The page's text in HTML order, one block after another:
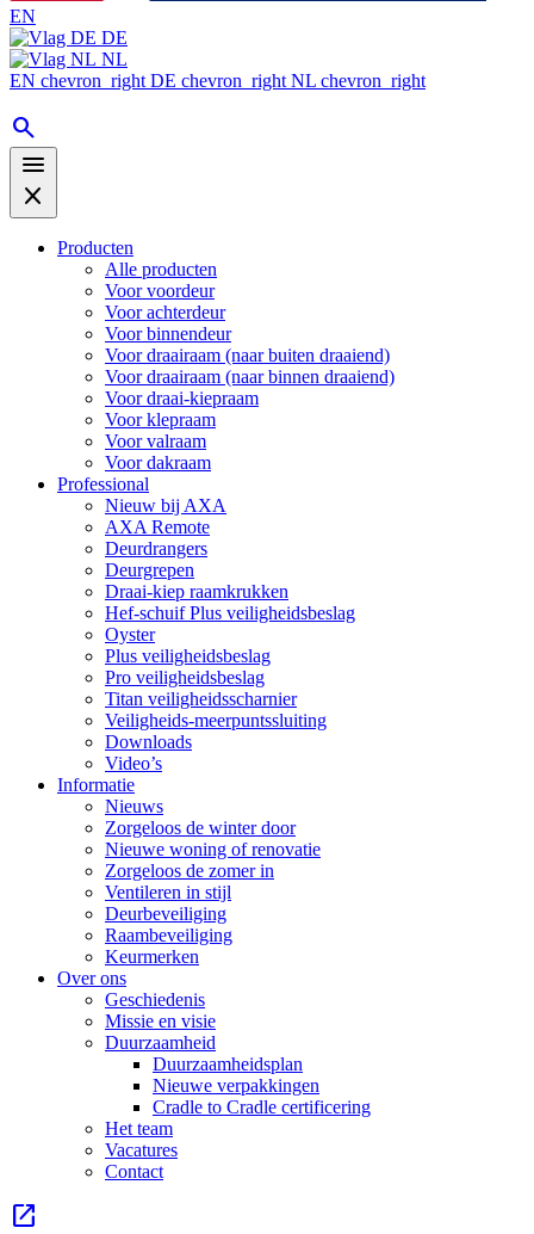
EN
DE
NL
EN chevron_right DE chevron_right NL chevron_right
search
menu
close
Producten
Alle producten
Voor voordeur
Voor achterdeur
Voor binnendeur
Voor draairaam (naar buiten draaiend)
Voor draairaam (naar binnen draaiend)
Voor draai-kiepraam
Voor klepraam
Voor valraam
Voor dakraam
Professional
Nieuw bij AXA
AXA Remote
Deurdrangers
Deurgrepen
Draai-kiep raamkrukken
Hef-schuif Plus veiligheidsbeslag
Oyster
Plus veiligheidsbeslag
Pro veiligheidsbeslag
Titan veiligheidsscharnier
Veiligheids-meerpuntssluiting
Downloads
Video’s
Informatie
Nieuws
Zorgeloos de winter door
Nieuwe woning of renovatie
Zorgeloos de zomer in
Ventileren in stijl
Deurbeveiliging
Raambeveiliging
Keurmerken
Over ons
Geschiedenis
Missie en visie
Duurzaamheid
Duurzaamheidsplan
Nieuwe verpakkingen
Cradle to Cradle certificering
Het team
Vacatures
Contact
open_in_new